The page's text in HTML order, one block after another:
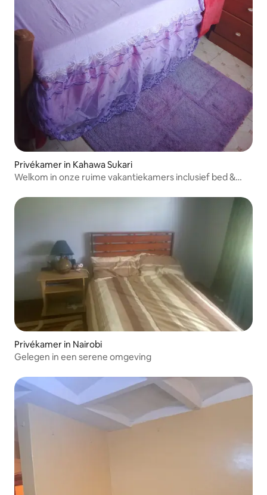
Privékamer in Kahawa Sukari
Welkom in onze ruime vakantiekamers inclusief bed &
Privékamer in Nairobi
Gelegen in een serene omgeving